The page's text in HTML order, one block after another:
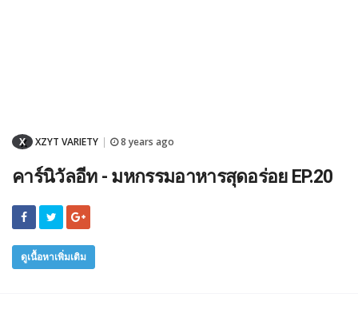
X XZYT VARIETY 8 years ago
คาร์นิวัลอีท - มหกรรมอาหารสุดอร่อย EP.20
ดูเนื้อหาเพิ่มเติม